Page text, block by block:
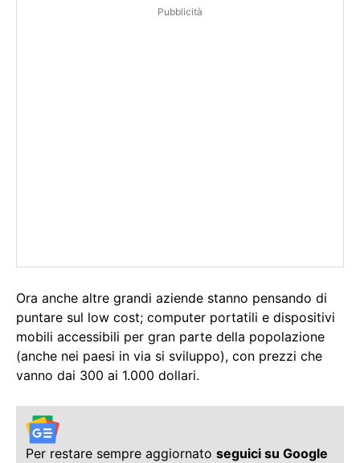
Pubblicità
Ora anche altre grandi aziende stanno pensando di
puntare sul low cost; computer portatili e dispositivi
mobili accessibili per gran parte della popolazione
(anche nei paesi in via si sviluppo), con prezzi che
vanno dai 300 ai 1.000 dollari.
Per restare sempre aggiornato seguici su Google